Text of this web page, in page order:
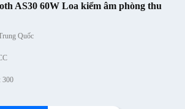
AS30 60W Loa kiểm âm phòng thu
Quốc
300